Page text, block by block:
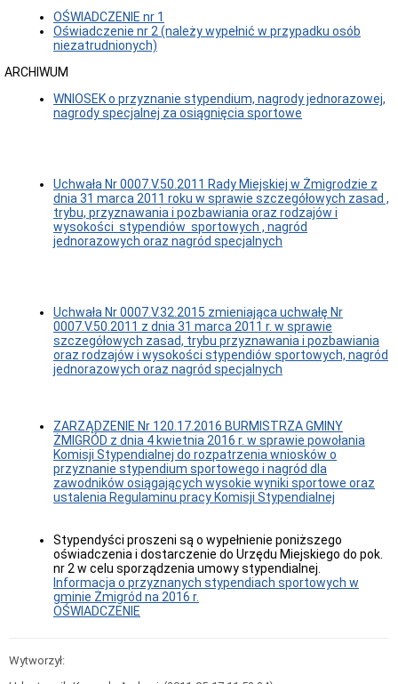
Deklaracje
informacje
podatkowe
Dowody
osobiste
miejsc
noclegowych
Gospodarka
nieruchomościami
Narodziny
Meldunki
pracodawców
kształceniu
młodocianych
Ochrona
środowiska
zagospodarowanie
przestrzenne
budownictwo
Podatki
lokalne
OŚWIADCZENIE nr 1
Oświadczenie nr 2 (należy wypełnić w przypadku osób
niezatrudnionych)
ARCHIWUM
WNIOSEK o przyznanie stypendium, nagrody jednorazowej,
nagrody specjalnej za osiągnięcia sportowe
Uchwała Nr 0007.V.50.2011 Rady Miejskiej w Żmigrodzie z
dnia 31 marca 2011 roku w sprawie szczegółowych zasad ,
trybu, przyznawania i pozbawiania oraz rodzajów i
wysokości stypendiów sportowych , nagród
jednorazowych oraz nagród specjalnych
Uchwała Nr 0007.V.32.2015 zmieniająca uchwałę Nr
0007.V.50.2011 z dnia 31 marca 2011 r. w sprawie
szczegółowych zasad, trybu przyznawania i pozbawiania
oraz rodzajów i wysokości stypendiów sportowych, nagród
jednorazowych oraz nagród specjalnych
ZARZĄDZENIE Nr 120.17.2016 BURMISTRZA GMINY
ŻMIGRÓD z dnia 4 kwietnia 2016 r. w sprawie powołania
Komisji Stypendialnej do rozpatrzenia wniosków o
przyznanie stypendium sportowego i nagród dla
zawodników osiągających wysokie wyniki sportowe oraz
ustalenia Regulaminu pracy Komisji Stypendialnej
Stypendyści proszeni są o wypełnienie poniższego
oświadczenia i dostarczenie do Urzędu Miejskiego do pok.
nr 2 w celu sporządzenia umowy stypendialnej.
Informacja o przyznanych stypendiach sportowych w
gminie Żmigród na 2016 r.
OŚWIADCZENIE
Wytworzył: